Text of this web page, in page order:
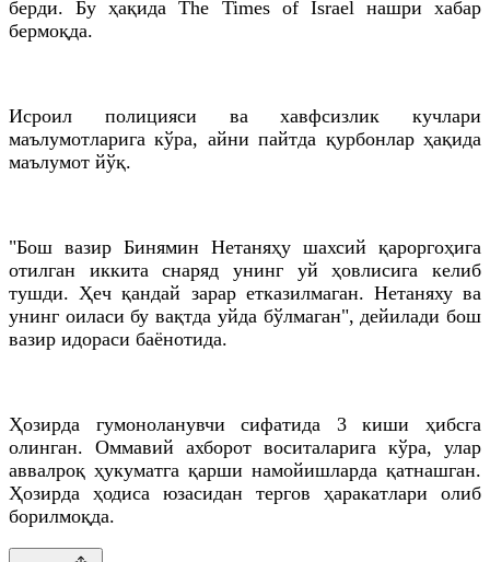
берди. Бу ҳақида Тhe Times of Israel нашри хабар
бермоқда.
Исроил полицияси ва хавфсизлик кучлари
маълумотларига кўра, айни пайтда қурбонлар ҳақида
маълумот йўқ.
"Бош вазир Бинямин Нетаняҳу шахсий қароргоҳига
отилган иккита снаряд унинг уй ҳовлисига келиб
тушди. Ҳеч қандай зарар етказилмаган. Нетаняху ва
унинг оиласи бу вақтда уйда бўлмаган", дейилади бош
вазир идораси баёнотида.
Ҳозирда гумоноланувчи сифатида 3 киши ҳибсга
олинган. Оммавий ахборот воситаларига кўра, улар
аввалроқ ҳукуматга қарши намойишларда қатнашган.
Ҳозирда ҳодиса юзасидан тергов ҳаракатлари олиб
борилмоқда.